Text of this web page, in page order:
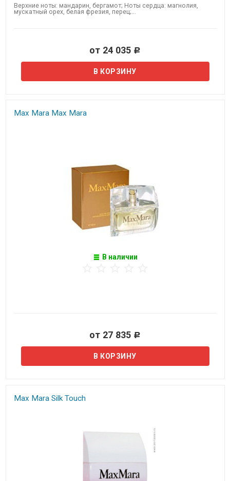
Верхние ноты: мандарин, бергамот; Ноты сердца: магнолия,
мускатный орех, белая фрезия, перец;...
от 24 035 Р
Max Mara Max Mara
В наличии
от 27 835 Р
Max Mara Silk Touch